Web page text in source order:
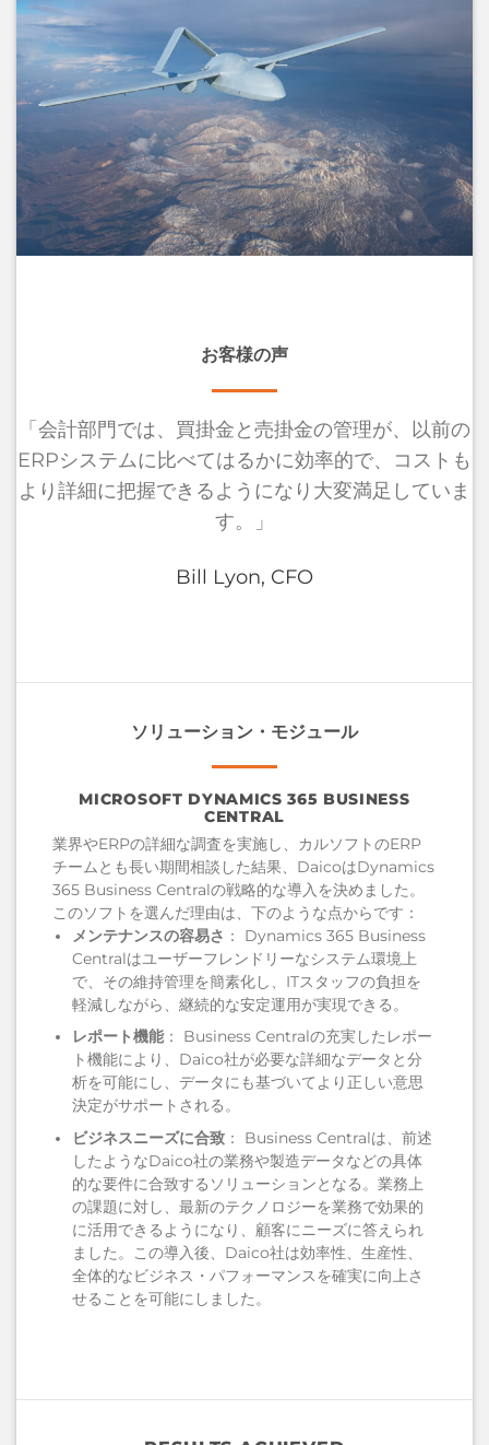
お客様の声
「会計部門では、買掛金と売掛金の管理が、以前の
ERPシステムに比べてはるかに効率的で、コストも
より詳細に把握できるようになり大変満足していま
す。」
Bill Lyon, CFO
ソリューション・モジュール
MICROSOFT DYNAMICS 365 BUSINESS
CENTRAL
業界やERPの詳細な調査を実施し、カルソフトのERP
チームとも長い期間相談した結果、DaicoはDynamics
365 Business Centralの戦略的な導入を決めました。
このソフトを選んだ理由は、下のような点からです：
メンテナンスの容易さ ： Dynamics 365 Business
Centralはユーザーフレンドリーなシステム環境上
で、その維持管理を簡素化し、ITスタッフの負担を
軽減しながら、継続的な安定運用が実現できる。
レポート機能 ： Business Centralの充実したレポー
ト機能により、Daico社が必要な詳細なデータと分
析を可能にし、データにも基づいてより正しい意思
決定がサポートされる。
ビジネスニーズに合致 ： Business Centralは、前述
したようなDaico社の業務や製造データなどの具体
的な要件に合致するソリューションとなる。業務上
の課題に対し、最新のテクノロジーを業務で効果的
に活用できるようになり、顧客にニーズに答えられ
ました。この導入後、Daico社は効率性、生産性、
全体的なビジネス・パフォーマンスを確実に向上さ
せることを可能にしました。